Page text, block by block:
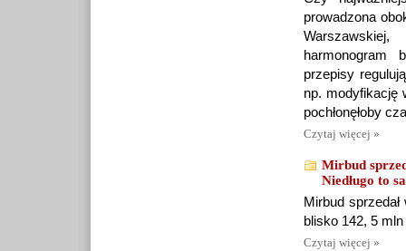
prowadzona
harmonogram
przepisy
np. modyfikację
pochłonęłoby
Czytaj więcej »
Mirbud
Niedługo to
Mirbud
blisko 142, 5
Czytaj więcej »